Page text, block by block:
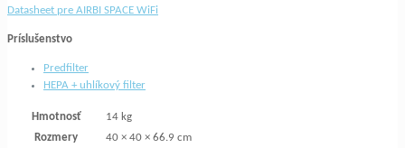
Datasheet pre AIRBI SPACE WiFi
Príslušenstvo
Predfilter
HEPA + uhlíkový filter
Hmotnosť
14 kg
Rozmery
40 × 40 × 66.9 cm